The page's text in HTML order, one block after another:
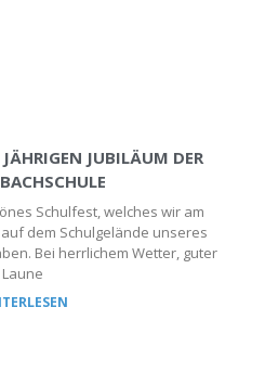
JUBILÄUM DER
Schulfest, welches wir am
auf dem Schulgelände unseres
Bei herrlichem Wetter, guter
Laune